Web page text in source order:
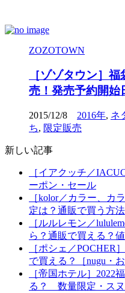
ZOZOTOWN
［ゾゾタウン］
売！発売予約開始
2015/12/8 2016年, ネ
ち, 限定販売
新しい記事
［イアクッチ／
ーポン・セール
［kolor／カラー、カ
定は？通販で買う方法
［ルルレモン／
ら？通販で買える？
［ポシェ／POCHER
で買える？［nugu・
［帝国ホテル］2022
る？ 数量限定・ス